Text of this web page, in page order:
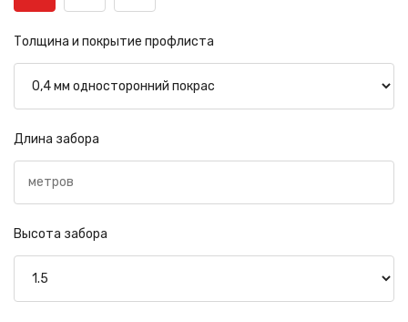
Толщина и покрытие профлиста
Длина забора
Высота забора